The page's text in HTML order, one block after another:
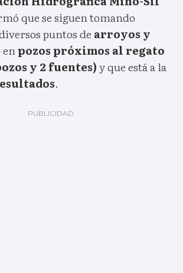
que se siguen tomando
puntos de arroyos y
enpozos próximos al regato
y 2 fuentes)y que está a la
.